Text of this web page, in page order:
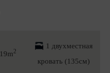
19m2
1 двухместная
кровать (135см)